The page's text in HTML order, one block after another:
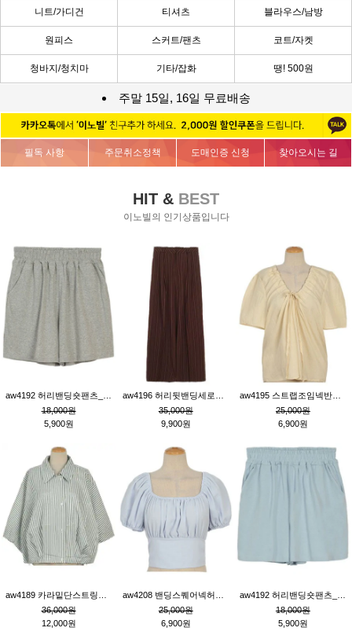
니트/가디건 티셔츠 블라우스/남방
원피스 스커트/팬츠 코트/자켓
청바지/청치마 기타/잡화 땡! 500원
주말 15일, 16일 무료배송
필독 사항 주문취소정책 도매인증 신청 찾아오시는 길
HIT & BEST
이노빌의 인기상품입니다
18,000원
5,900원
35,000원
9,900원
25,000원
6,900원
36,000원
12,000원
25,000원
6,900원
18,000원
5,900원